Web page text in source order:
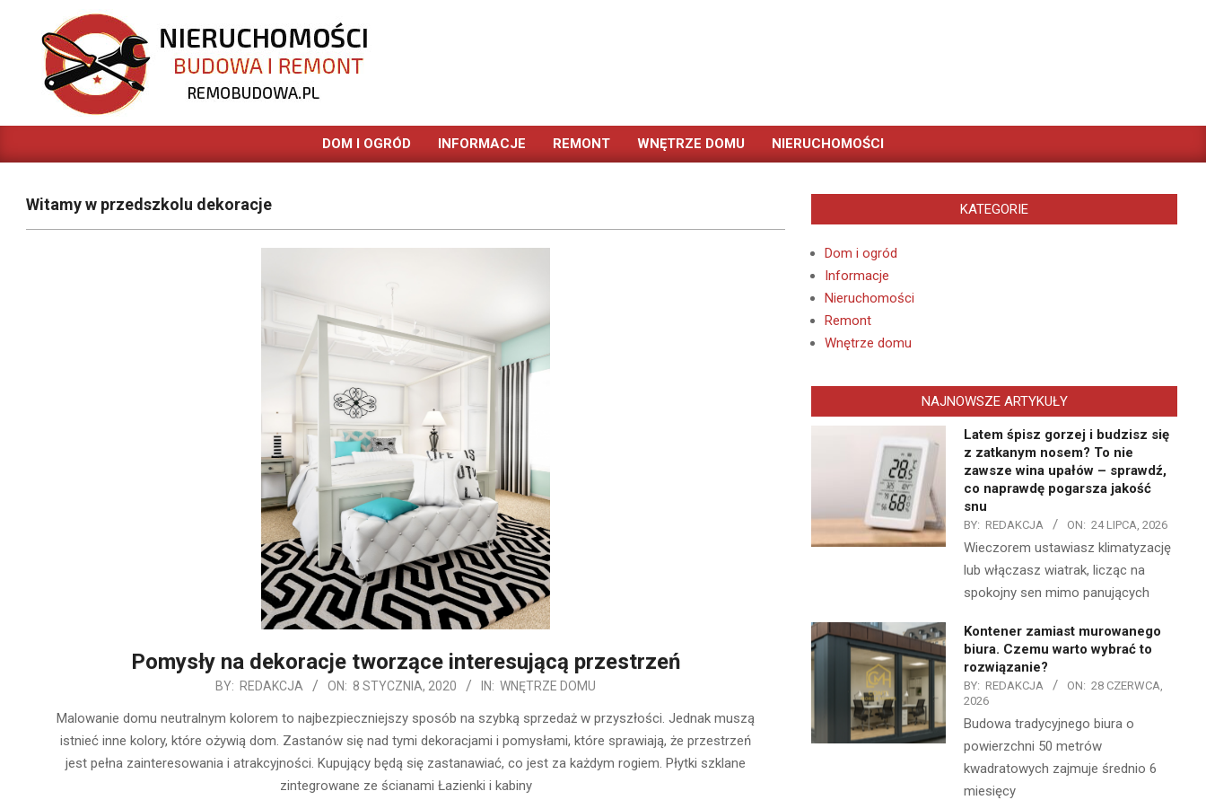
content
REMOBUDOWA.PL
Primary
DOM I OGRÓD INFORMACJE REMONT WNĘTRZE DOMU NIERUCHOMOŚCI
Witamy w przedszkolu dekoracje
Pomysły na dekoracje tworzące interesującą przestrzeń
BY: REDAKCJA ON: 8 STYCZNIA, 2020 IN: WNĘTRZE DOMU
Malowanie domu neutralnym kolorem to najbezpieczniejszy sposób na szybką sprzedaż w przyszłości. Jednak muszą
istnieć inne kolory, które ożywią dom. Zastanów się nad tymi dekoracjami i pomysłami, które sprawiają, że przestrzeń
jest pełna zainteresowania i atrakcyjności. Kupujący będą się zastanawiać, co jest za każdym rogiem. Płytki szklane
zintegrowane ze ścianami Łazienki i kabiny
KATEGORIE
Dom i ogród
Informacje
Nieruchomości
Remont
Wnętrze domu
NAJNOWSZE ARTYKUŁY
Latem śpisz gorzej i budzisz się
z zatkanym nosem? To nie
zawsze wina upałów – sprawdź,
co naprawdę pogarsza jakość
snu
BY: REDAKCJA ON: 24 LIPCA, 2026
Wieczorem ustawiasz klimatyzację
lub włączasz wiatrak, licząc na
spokojny sen mimo panujących
Kontener zamiast murowanego
biura. Czemu warto wybrać to
rozwiązanie?
BY: REDAKCJA ON: 28 CZERWCA,
2026
Budowa tradycyjnego biura o
powierzchni 50 metrów
kwadratowych zajmuje średnio 6
miesięcy